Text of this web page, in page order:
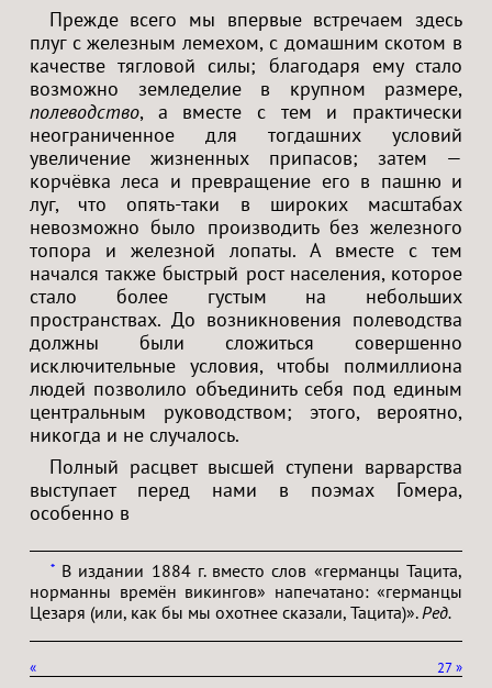
Прежде всего мы впервые встречаем здесь
плуг с железным лемехом, с домашним скотом в
качестве тягловой силы; благодаря ему стало
возможно земледелие в крупном размере,
полеводство, а вместе с тем и практически
неограниченное для тогдашних условий
увеличение жизненных припасов; затем —
корчёвка леса и превращение его в пашню и
луг, что опять-таки в широких масштабах
невозможно было производить без железного
топора и железной лопаты. А вместе с тем
начался также быстрый рост населения, которое
стало более густым на небольших
пространствах. До возникновения полеводства
должны были сложиться совершенно
исключительные условия, чтобы полмиллиона
людей позволило объединить себя под единым
центральным руководством; этого, вероятно,
никогда и не случалось.
Полный расцвет высшей ступени варварства
выступает перед нами в поэмах Гомера,
особенно в
*В издании 1884 г. вместо слов «германцы Тацита,
норманны времён викингов» напечатано: «германцы
Цезаря (или, как бы мы охотнее сказали, Тацита)».Ред.
« »
27